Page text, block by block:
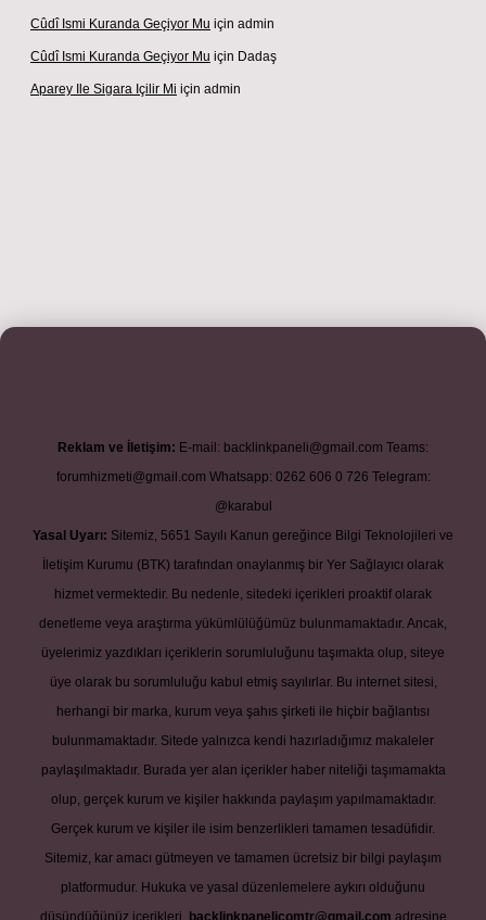
Cûdî Ismi Kuranda Geçiyor Mu için admin
Cûdî Ismi Kuranda Geçiyor Mu için Dadaş
Aparey Ile Sigara Içilir Mi için admin
betexper.xyzm elexbet
Reklam ve İletişim: E-mail: backlinkpaneli@gmail.com Teams:
forumhizmeti@gmail.com Whatsapp: 0262 606 0 726 Telegram:
@karabul
Yasal Uyarı: Sitemiz, 5651 Sayılı Kanun gereğince Bilgi Teknolojileri ve
İletişim Kurumu (BTK) tarafından onaylanmış bir Yer Sağlayıcı olarak
hizmet vermektedir. Bu nedenle, sitedeki içerikleri proaktif olarak
denetleme veya araştırma yükümlülüğümüz bulunmamaktadır. Ancak,
üyelerimiz yazdıkları içeriklerin sorumluluğunu taşımakta olup, siteye
üye olarak bu sorumluluğu kabul etmiş sayılırlar. Bu internet sitesi,
herhangi bir marka, kurum veya şahıs şirketi ile hiçbir bağlantısı
bulunmamaktadır. Sitede yalnızca kendi hazırladığımız makaleler
paylaşılmaktadır. Burada yer alan içerikler haber niteliği taşımamakta
olup, gerçek kurum ve kişiler hakkında paylaşım yapılmamaktadır.
Gerçek kurum ve kişiler ile isim benzerlikleri tamamen tesadüfidir.
Sitemiz, kar amacı gütmeyen ve tamamen ücretsiz bir bilgi paylaşım
platformudur. Hukuka ve yasal düzenlemelere aykırı olduğunu
düşündüğünüz içerikleri,
backlinkpanelicomtr@gmail.com adresine